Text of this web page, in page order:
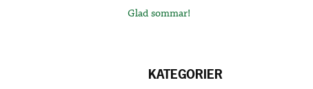
Glad sommar!
KATEGORIER